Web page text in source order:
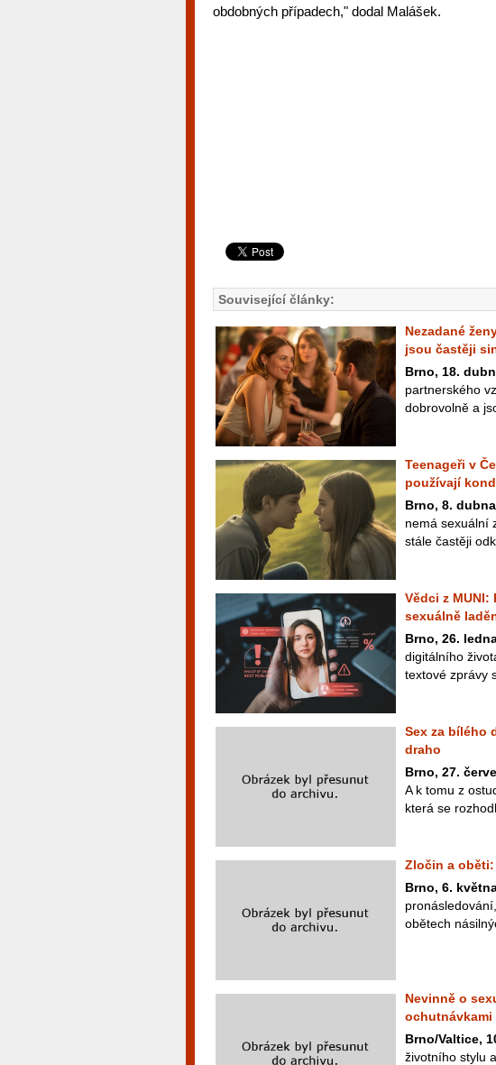
obdobných případech," dodal Malášek.
Související články:
Nezadané
jsou častěji
Brno, 18.
partnerského
dobrovolně a
Teenageři v
používají
Brno, 8.
nemá sexuální
stále častěji
Vědci z
sexuálně
Brno, 26.
digitálního
textové zprávy
Sex za bílého
draho
Brno, 27.
A k tomu z
která se
Zločin a
Brno, 6.
obětech
Nevinně o
ochutnávkami
Brno/Valtice,
životního stylu